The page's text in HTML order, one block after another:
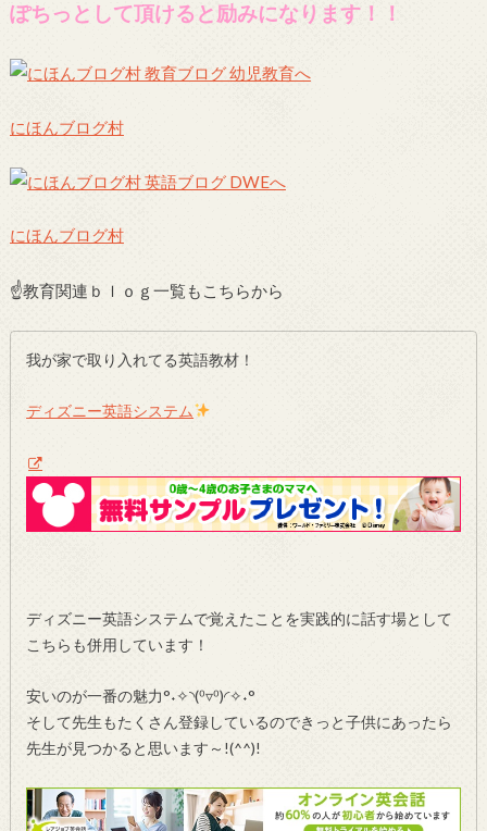
ぽちっとして頂けると励みになります！！
にほんブログ村
にほんブログ村
☝教育関連ｂｌｏｇ一覧もこちらから
我が家で取り入れてる英語教材！
ディズニー英語システム
ディズニー英語システムで覚えたことを実践的に話す場として
こちらも併用しています！
安いのが一番の魅力°˖✧◝(⁰▿⁰)◜✧˖°
そして先生もたくさん登録しているのできっと子供にあったら
先生が見つかると思います～!(^^)!